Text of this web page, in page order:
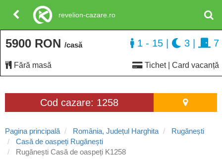
Cod cazare: 1258
Pagina principală România, Județul Harghita
Rugănești
Casă de oaspeți Rugănești
Rugănești Casă de oaspeți K1258
5900 RON /casă
Fără masă Tichet | Card vacanță
1 - 15 3 7
revelion-cazare.ro